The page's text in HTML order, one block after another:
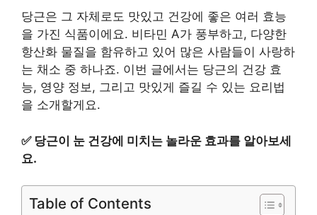
당근은 그 자체로도 맛있고 건강에 좋은 여러 효능
을 가진 식품이에요. 비타민 A가 풍부하고, 다양한
항산화 물질을 함유하고 있어 많은 사람들이 사랑하
는 채소 중 하나죠. 이번 글에서는 당근의 건강 효
능, 영양 정보, 그리고 맛있게 즐길 수 있는 요리법
을 소개할게요.
✅ 당근이 눈 건강에 미치는 놀라운 효과를 알아보세
요.
Table of Contents